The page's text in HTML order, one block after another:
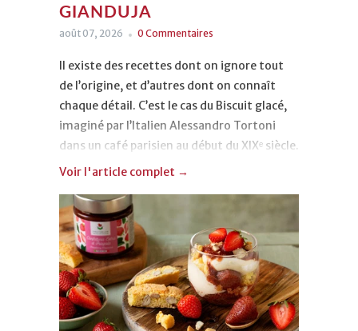
GIANDUJA
août 07, 2026 0 Commentaires
Il existe des recettes dont on ignore tout
de l’origine, et d’autres dont on connaît
chaque détail. C’est le cas du Biscuit glacé,
imaginé par l’Italien Alessandro Tortoni
dans un café parisien au début du XIXᵉ siècle.
Aucun mystère, donc, mais énormément de
gourmandise et une renommée bien
méritée pour ce dessert rafraîchissant que
nous vous proposons aujourd’hui avec une
glace au chocolat, de la crème gianduja et
des brisures de noisettes torréfiées. Il vous
fera revivre les après-midis d'été les plus
Voir l'article complet →